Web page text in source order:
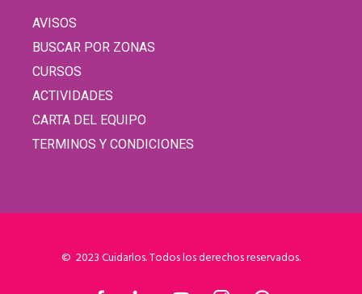
AVISOS
BUSCAR POR ZONAS
CURSOS
ACTIVIDADES
CARTA DEL EQUIPO
TERMINOS Y CONDICIONES
© 2023 Cuidarlos. Todos los derechos reservados.